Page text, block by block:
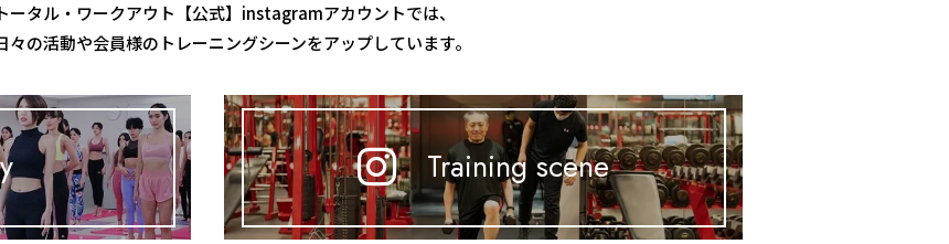
ータル・ワークアウト【公式】instagramアカウントでは、
々の活動や会員様のトレーニングシーンをアップしています。
Training scene